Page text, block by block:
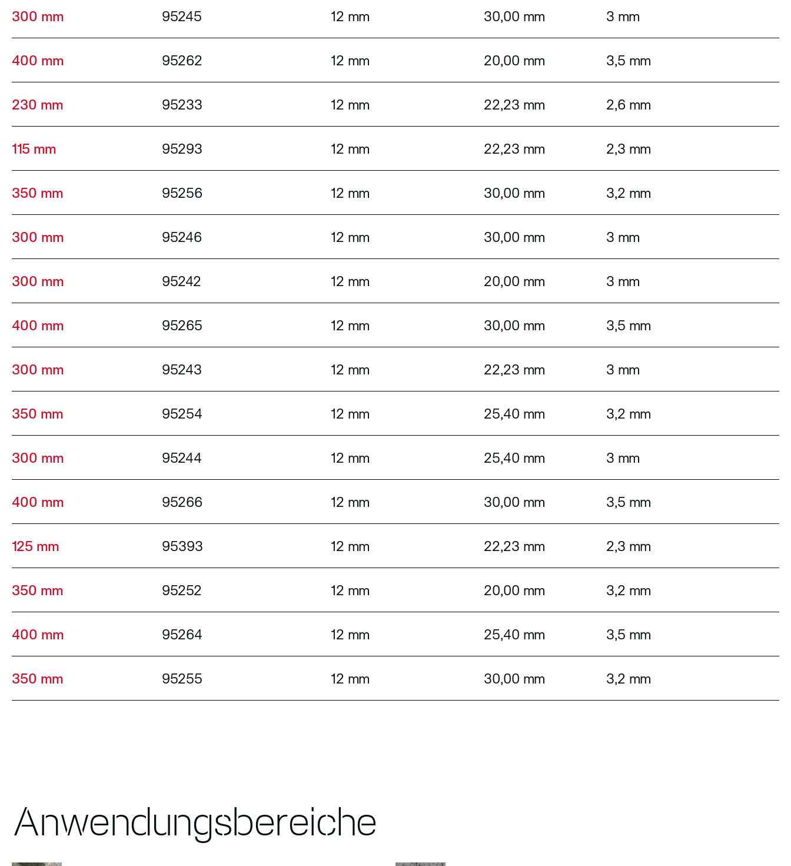
300 mm 95245 12 mm 30,00 mm 3 mm
400 mm 95262 12 mm 20,00 mm 3,5 mm
230 mm 95233 12 mm 22,23 mm 2,6 mm
115 mm 95293 12 mm 22,23 mm 2,3 mm
350 mm 95256 12 mm 30,00 mm 3,2 mm
300 mm 95246 12 mm 30,00 mm 3 mm
300 mm 95242 12 mm 20,00 mm 3 mm
400 mm 95265 12 mm 30,00 mm 3,5 mm
300 mm 95243 12 mm 22,23 mm 3 mm
350 mm 95254 12 mm 25,40 mm 3,2 mm
300 mm 95244 12 mm 25,40 mm 3 mm
400 mm 95266 12 mm 30,00 mm 3,5 mm
125 mm 95393 12 mm 22,23 mm 2,3 mm
350 mm 95252 12 mm 20,00 mm 3,2 mm
400 mm 95264 12 mm 25,40 mm 3,5 mm
350 mm 95255 12 mm 30,00 mm 3,2 mm
Anwendungsbereiche